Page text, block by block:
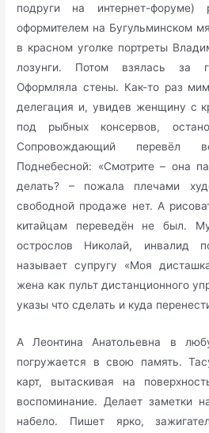
подруги на интернет-форуме)
оформителем на Бугульминском
в красном уголке портреты
лозунги. Потом взялась за
Оформляла стены. Как-то раз
делегация и, увидев женщину с
под рыбных консервов,
Сопровождающий перевёл
Поднебесной: «Смотрите – она
делать? – пожала плечами
свободной продаже нет. А
китайцам переведён не был.
острослов Николай,
называет супругу «Моя
жена как пульт дистанционного
указы что сделать и куда
А Леонтина Анатольевна в
погружается в свою память.
карт, вытаскивая на
воспоминание. Делает заметки
набело. Пишет ярко,